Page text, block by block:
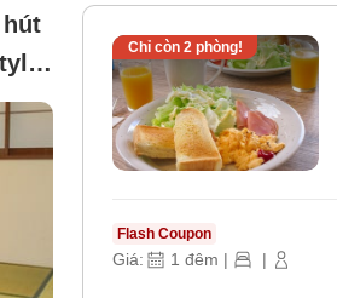
Chỉ còn 2phòng!
Flash Coupon
Giá: 1 đêm | |